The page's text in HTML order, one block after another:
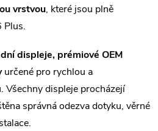
vrstvou, které jsou plně
Plus.
displeje, prémiové OEM
určené pro rychlou a
Všechny displeje procházejí
správná odezva dotyku, věrné